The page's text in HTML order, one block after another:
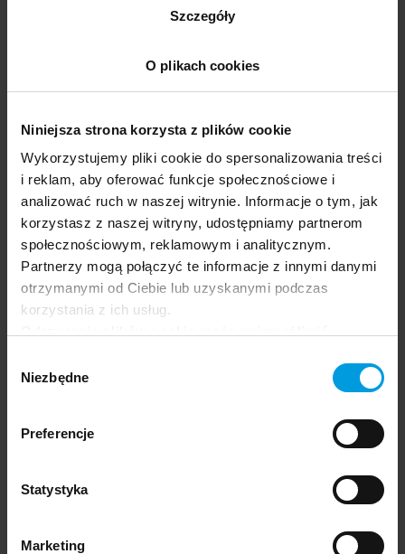
Szczegóły
O plikach cookies
Niniejsza strona korzysta z plików cookie
Wykorzystujemy pliki cookie do spersonalizowania treści
i reklam, aby oferować funkcje społecznościowe i
analizować ruch w naszej witrynie. Informacje o tym, jak
korzystasz z naszej witryny, udostępniamy partnerom
społecznościowym, reklamowym i analitycznym.
Partnerzy mogą połączyć te informacje z innymi danymi
otrzymanymi od Ciebie lub uzyskanymi podczas
korzystania z ich usług.
oferowanych na naszej stronie, w tym m.in. z
zgody
Niezbędne
Preferencje
Statystyka
Marketing
relacji znaczeniowych oraz zmian językowych
szczególnie w semantycznym obszarze
kontrastu oraz w obrębie zjawisk związanych
i językowym kodowaniem informacji o płci.
Zobacz biogramna stronie Uniwersytetu SWPS
Magdalena Olek
Jest miłośniczką włoskiego stylu i obywatelką
świata. Jej ojczyzną jest Polska, gdzie się
wychowała, w wieku 20 lat przeprowadziła się
do Włoch. W 2016 r. otworzyła kanał na
o codziennym życiu we Włoszech, kulturze
i obyczajach – nie tylko z własnego punktu
mieszkających w różnych regionach Włoch.